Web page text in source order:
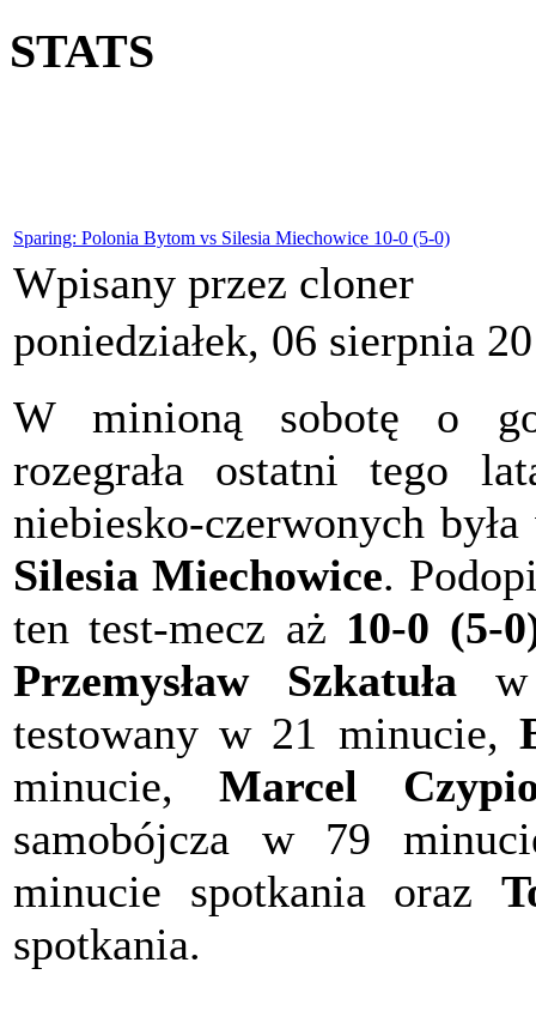
STATS
Sparing: Polonia Bytom vs Silesia Miechowice 10-0 (5-0)
Wpisany przez cloner
poniedziałek, 06 sierpnia
W minioną sobotę o
rozegrała ostatni tego
niebiesko-czerwonych
Silesia Miechowice.
ten test-mecz aż 10-0 (5-
Przemysław Szkatuław
testowany w 21 minucie,
minucie,Marcel
samobójcza w 79
minucie spotkania oraz
spotkania.